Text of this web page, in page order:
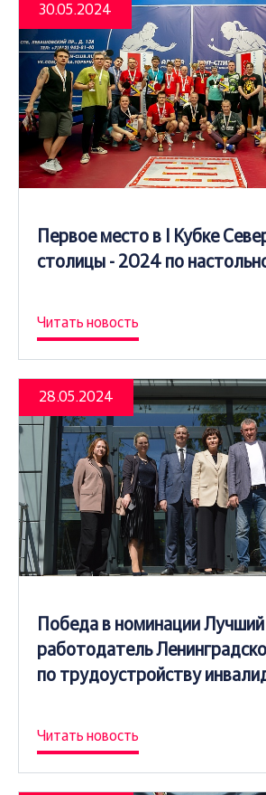
30.05.2024
Первое место в I Кубке
столицы - 2024 по
Читать новость
28.05.2024
Победа в номинации Лучший
работодатель
по трудоустройству
Читать новость